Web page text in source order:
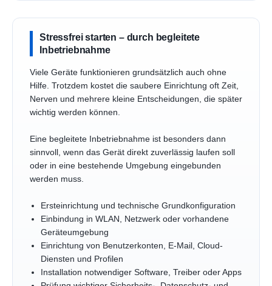
Stressfrei starten – durch begleitete
Inbetriebnahme
Viele Geräte funktionieren grundsätzlich auch ohne
Hilfe. Trotzdem kostet die saubere Einrichtung oft Zeit,
Nerven und mehrere kleine Entscheidungen, die später
wichtig werden können.
Eine begleitete Inbetriebnahme ist besonders dann
sinnvoll, wenn das Gerät direkt zuverlässig laufen soll
oder in eine bestehende Umgebung eingebunden
werden muss.
Ersteinrichtung und technische Grundkonfiguration
Einbindung in WLAN, Netzwerk oder vorhandene
Geräteumgebung
Einrichtung von Benutzerkonten, E-Mail, Cloud-
Diensten und Profilen
Installation notwendiger Software, Treiber oder Apps